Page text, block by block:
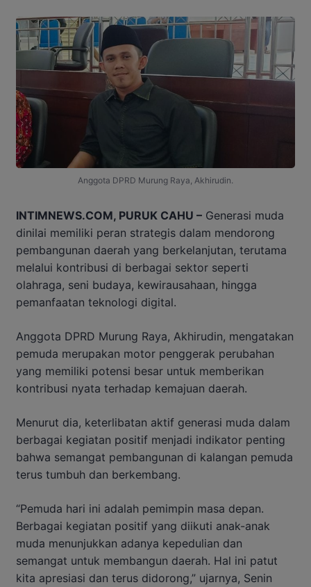
Anggota DPRD Murung Raya, Akhirudin.
INTIMNEWS.COM, PURUK CAHU – Generasi muda
dinilai memiliki peran strategis dalam mendorong
pembangunan daerah yang berkelanjutan, terutama
melalui kontribusi di berbagai sektor seperti
olahraga, seni budaya, kewirausahaan, hingga
pemanfaatan teknologi digital.
Anggota DPRD Murung Raya, Akhirudin, mengatakan
pemuda merupakan motor penggerak perubahan
yang memiliki potensi besar untuk memberikan
kontribusi nyata terhadap kemajuan daerah.
Menurut dia, keterlibatan aktif generasi muda dalam
berbagai kegiatan positif menjadi indikator penting
bahwa semangat pembangunan di kalangan pemuda
terus tumbuh dan berkembang.
“Pemuda hari ini adalah pemimpin masa depan.
Berbagai kegiatan positif yang diikuti anak-anak
muda menunjukkan adanya kepedulian dan
semangat untuk membangun daerah. Hal ini patut
kita apresiasi dan terus didorong,” ujarnya, Senin